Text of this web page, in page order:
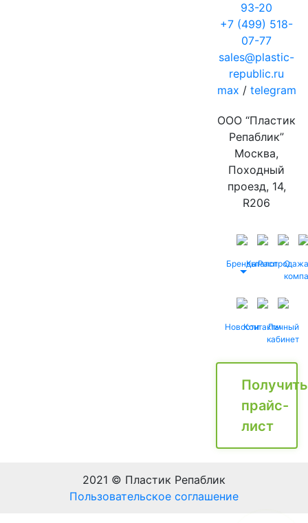
93-20
+7 (499) 518-
07-77
sales@plastic-
republic.ru
max / telegram
ООО “Пластик
Репаблик”
Москва,
Походный
проезд, 14,
R206
БрендыКаталог
Распродажа
О
НовостиКонтактыЛичный
кабинет
Получить
прайс-
лист
2021 © Пластик Репаблик
Пользовательское соглашение